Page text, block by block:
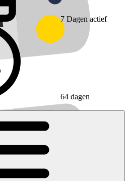
7 Dagen actief
64 dagen